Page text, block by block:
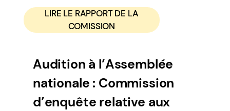
LIRE LE RAPPORT DE LA
COMISSION
Audition à l’Assemblée
nationale : Commission
d’enquête relative aux